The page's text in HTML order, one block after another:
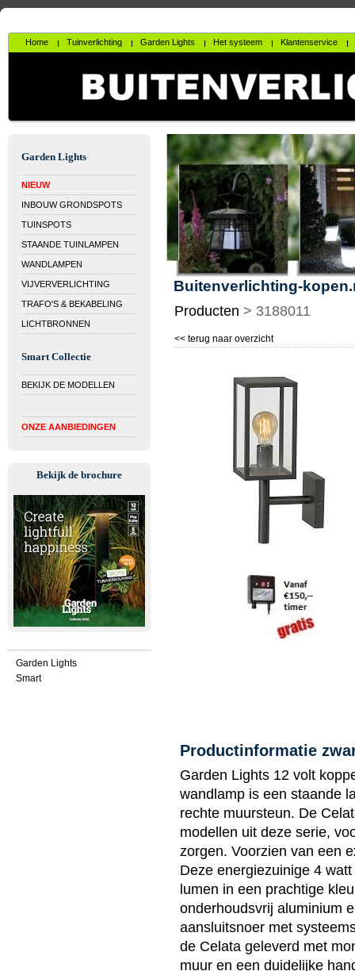
Home Tuinverlichting Garden Lights Het systeem Klantenservice
Garden Lights
NIEUW
INBOUW GRONDSPOTS
TUINSPOTS
STAANDE TUINLAMPEN
WANDLAMPEN
VIJVERVERLICHTING
TRAFO'S & BEKABELING
LICHTBRONNEN
Smart Collectie
BEKIJK DE MODELLEN
ONZE AANBIEDINGEN
Bekijk de brochure
Garden Lights
Smart
Buitenverlichting-
Producten > 3188011
<< terug naar overzicht
Productinformatie
Garden Lights 12 volt
wandlamp is een staande
rechte muursteun. De
modellen uit deze serie,
zorgen. Voorzien van een
Deze energiezuinige 4
lumen in een prachtige
onderhoudsvrij aluminium
aansluitsnoer met
de Celata geleverd met
muur en een duidelijke